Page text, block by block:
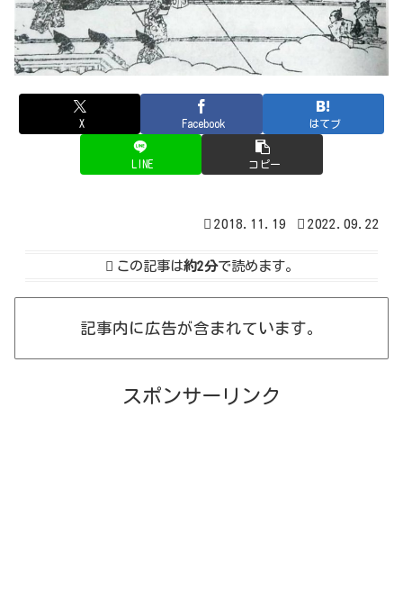
X Facebook はてブ
LINE コピー
2018.11.19 2022.09.22
この記事は約2分で読めます。
記事内に広告が含まれています。
スポンサーリンク